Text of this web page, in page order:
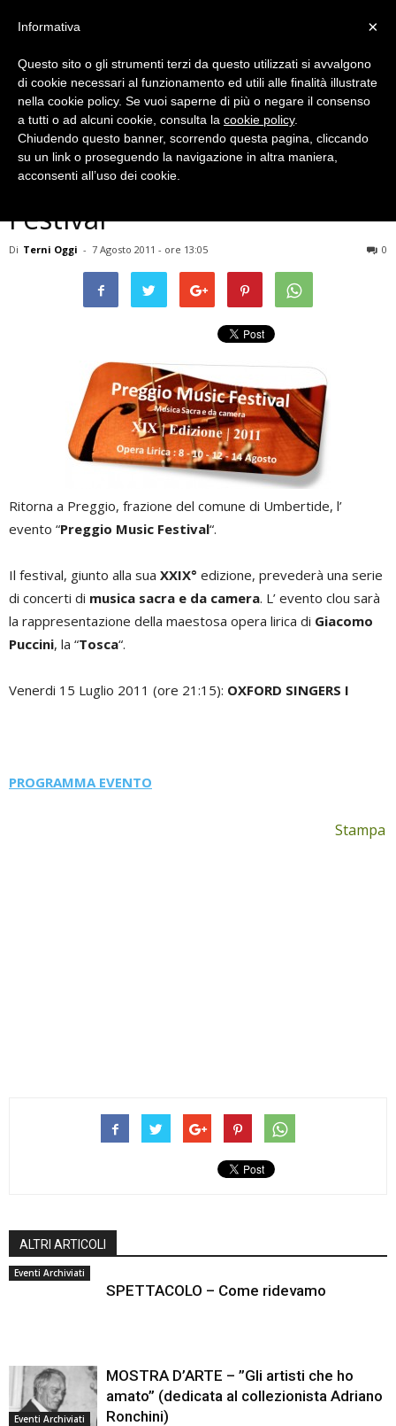
Eventi Archiviati
MUSICA – Preggio Music
Festival
Di Terni Oggi - 7 Agosto 2011 - ore 13:05 0
Ritorna a Preggio, frazione del comune di Umbertide, l’
evento “Preggio Music Festival“.
Il festival, giunto alla sua XXIX° edizione, prevederà una serie
di concerti di musica sacra e da camera. L’ evento clou sarà
la rappresentazione della maestosa opera lirica di Giacomo
Puccini, la “Tosca“.
Venerdi 15 Luglio 2011 (ore 21:15): OXFORD SINGERS I
PROGRAMMA EVENTO
Stampa
ALTRI ARTICOLI
Eventi Archiviati
SPETTACOLO – Come ridevamo
Eventi Archiviati
MOSTRA D’ARTE – ”Gli artisti che ho
amato” (dedicata al collezionista Adriano
Ronchini)
×
Informativa
Questo sito o gli strumenti terzi da questo utilizzati si avvalgono
di cookie necessari al funzionamento ed utili alle finalità illustrate
nella cookie policy. Se vuoi saperne di più o negare il consenso
a tutti o ad alcuni cookie, consulta la cookie policy.
Chiudendo questo banner, scorrendo questa pagina, cliccando
su un link o proseguendo la navigazione in altra maniera,
acconsenti all’uso dei cookie.